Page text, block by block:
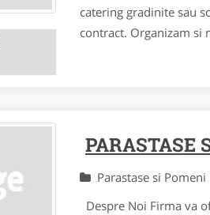
catering gradinite sau
contract. Organizam si
PARASTASE
Parastase si Pomeni
Despre Noi Firma va